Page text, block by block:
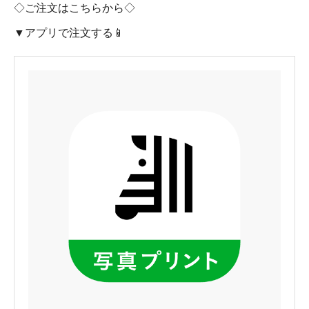
◇ご注文はこちらから◇
▼アプリで注文する📱